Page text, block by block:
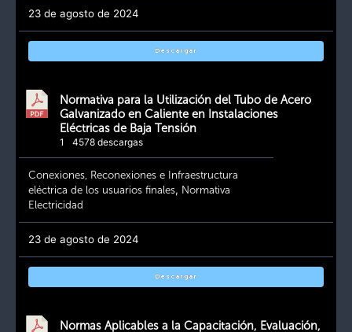
23 de agosto de 2024
Descargar
Normativa para la Utilización del Tubo de Acero
Galvanizado en Caliente en Instalaciones
Eléctricas de Baja Tensión
1 4578 descargas
Conexiones, Reconexiones e Infraestructura
eléctrica de los usuarios finales, Normativa
Electricidad
23 de agosto de 2024
Descargar
Normas Aplicables a la Capacitación, Evaluación,